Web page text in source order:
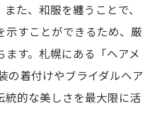
心感
の立て方
た、和服を纏うことで、
示すことができるため、厳
す。札幌にある「ヘアメ
の着付けやブライダルヘア
統的な美しさを最大限に活